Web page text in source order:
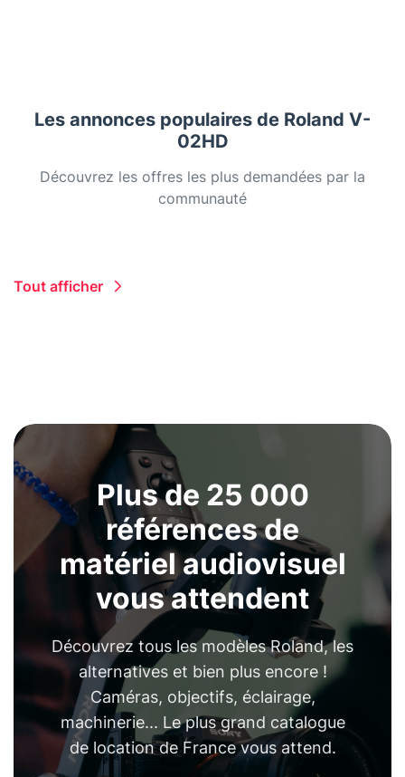
Les annonces populaires de Roland V-
02HD
Découvrez les offres les plus demandées par la
communauté
Tout afficher
Plus de 25 000
références de
matériel audiovisuel
vous attendent
Découvrez tous les modèles Roland, les
alternatives et bien plus encore !
Caméras, objectifs, éclairage,
machinerie... Le plus grand catalogue
de location de France vous attend.